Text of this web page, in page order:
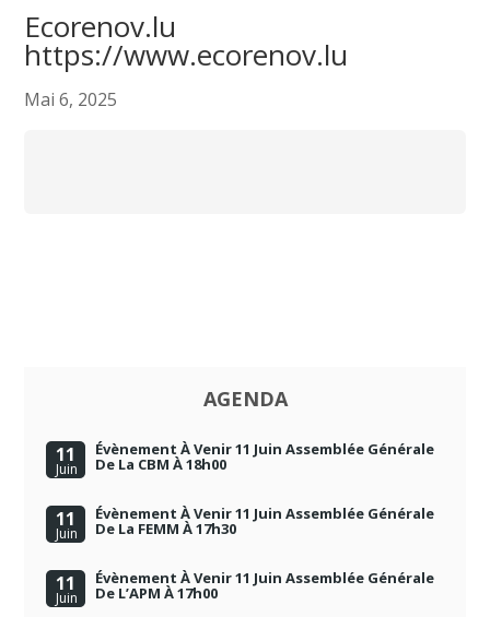
Ecorenov.lu
https://www.ecorenov.lu
Mai 6, 2025
AGENDA
11
Juin
Évènement À Venir 11 Juin Assemblée Générale
De La CBM À 18h00
11
Juin
Évènement À Venir 11 Juin Assemblée Générale
De La FEMM À 17h30
11
Juin
Évènement À Venir 11 Juin Assemblée Générale
De L’APM À 17h00